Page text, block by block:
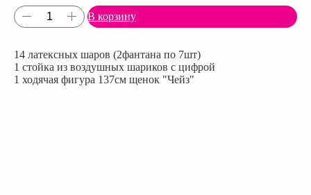
В корзину
14 латексных шаров (2фантана по 7шт)
1 стойка из воздушных шариков с цифрой
1 ходячая фигура 137см щенок "Чейз"